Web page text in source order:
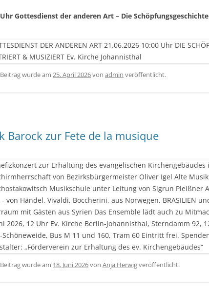
Gottesdienst der anderen Art – Die Schöpfungsgeschichte
wurde am 25. April 2026von admin veröffentlicht.
Barock zur Fete de la musique
wurde am 18. Juni 2026von Anja Herwigveröffentlicht.